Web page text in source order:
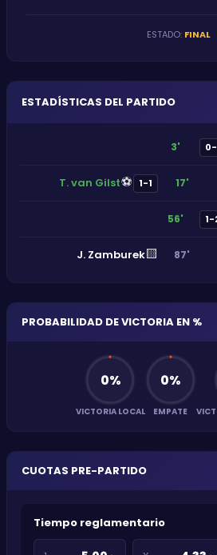
ESTADO: FINAL
ESTADÍSTICAS DEL PARTIDO
3' 0-
T. van Gilst⚽ 1-1 17'
56' 1-
J. Zamburek🟨 87'
PROBABILIDAD DE VICTORIA EN %
0%
VICTORIA LOCAL
0%
EMPATE
CUOTAS PRE-PARTIDO
Tiempo reglamentario